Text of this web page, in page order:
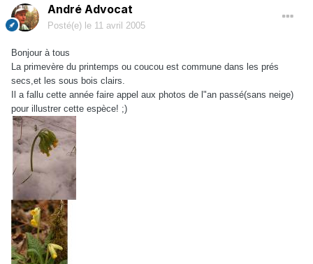
André Advocat
Posté(e) le 11 avril 2005
Bonjour à tous
La primevère du printemps ou coucou est commune dans les prés
secs,et les sous bois clairs.
Il a fallu cette année faire appel aux photos de l"an passé(sans neige)
pour illustrer cette espèce! ;)